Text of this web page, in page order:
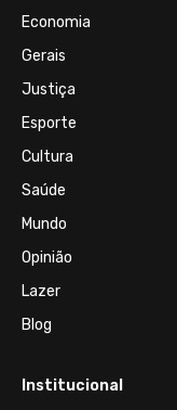
Economia
Gerais
Justiça
Esporte
Cultura
Saúde
Mundo
Opinião
Lazer
Blog
Institucional